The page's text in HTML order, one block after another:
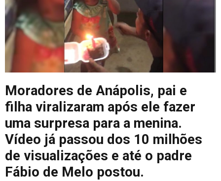
Moradores de Anápolis, pai e
filha viralizaram após ele fazer
uma surpresa para a menina.
Vídeo já passou dos 10 milhões
de visualizações e até o padre
Fábio de Melo postou.